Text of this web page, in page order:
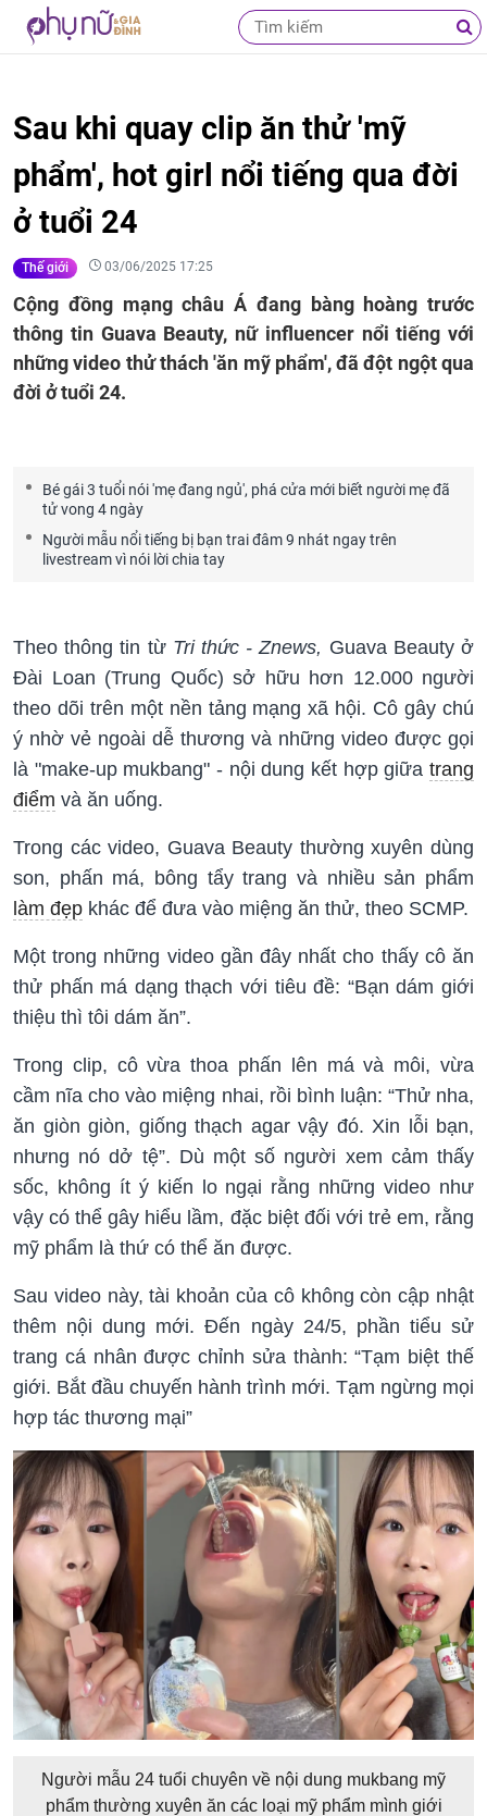
Sau khi quay clip ăn thử 'mỹ
phẩm', hot girl nổi tiếng qua đời
ở tuổi 24
Thế giới 03/06/2025 17:25
Cộng đồng mạng châu Á đang bàng hoàng trước
thông tin Guava Beauty, nữ influencer nổi tiếng với
những video thử thách 'ăn mỹ phẩm', đã đột ngột qua
đời ở tuổi 24.
Bé gái 3 tuổi nói 'mẹ đang ngủ', phá cửa mới biết người mẹ đã
tử vong 4 ngày
Người mẫu nổi tiếng bị bạn trai đâm 9 nhát ngay trên
livestream vì nói lời chia tay
Theo thông tin từTri thức - Znews, Guava Beauty ở
Đài Loan (Trung Quốc) sở hữu hơn 12.000 người
theo dõi trên một nền tảng mạng xã hội. Cô gây chú
ý nhờ vẻ ngoài dễ thương và những video được gọi
là "make-up mukbang" - nội dung kết hợp giữa trang
điểm và ăn uống.
Trong các video, Guava Beauty thường xuyên dùng
son, phấn má, bông tẩy trang và nhiều sản phẩm
làm đẹp khác để đưa vào miệng ăn thử, theo SCMP.
Một trong những video gần đây nhất cho thấy cô ăn
thử phấn má dạng thạch với tiêu đề: “Bạn dám giới
thiệu thì tôi dám ăn”.
Trong clip, cô vừa thoa phấn lên má và môi, vừa
cầm nĩa cho vào miệng nhai, rồi bình luận: “Thử nha,
ăn giòn giòn, giống thạch agar vậy đó. Xin lỗi bạn,
nhưng nó dở tệ”. Dù một số người xem cảm thấy
sốc, không ít ý kiến lo ngại rằng những video như
vậy có thể gây hiểu lầm, đặc biệt đối với trẻ em, rằng
mỹ phẩm là thứ có thể ăn được.
Sau video này, tài khoản của cô không còn cập nhật
thêm nội dung mới. Đến ngày 24/5, phần tiểu sử
trang cá nhân được chỉnh sửa thành: “Tạm biệt thế
giới. Bắt đầu chuyến hành trình mới. Tạm ngừng mọi
hợp tác thương mại”
Người mẫu 24 tuổi chuyên về nội dung mukbang mỹ
phẩm thường xuyên ăn các loại mỹ phẩm mình giới